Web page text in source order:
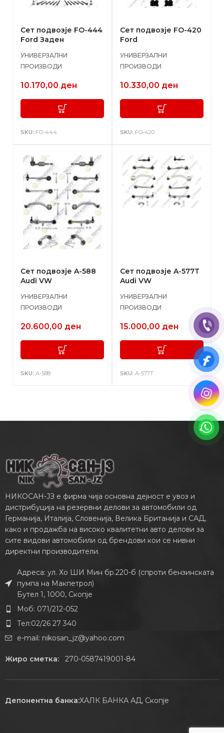
Сет подвозје FO-444
Ford Заден
УНИВЕРЗАЛНИ
ПРОИЗВОДИ
10.170,00 ден
SKU: FO-444
Сет подвозје FO-420
Ford
УНИВЕРЗАЛНИ
ПРОИЗВОДИ
10.330,00 ден
SKU: FO-420
Сет подвозје A-588
Audi VW
УНИВЕРЗАЛНИ
ПРОИЗВОДИ
20.600,00 ден
SKU: A-588
Сет подвозје A-577T
Audi VW
УНИВЕРЗАЛНИ
ПРОИЗВОДИ
15.000,00 ден
SKU: A-577T
НИКОСАН-ЈЗ е фирма чија основна дејност е увоз и
дистрибуција на резервни делови за автомобили од
Германија, Италија, Словенија, Велика Британија и САД,
како и продажба на високо квалитетни авто делови за
сите видови автомобили од брендови кои се нивни
директни производители.
Адреса: ул. Хо ШИ Мин бр.220-б (спроти бензинската
пумпа на Макпетрол)
Бутел 1, 1000, Скопје
Моб: 071/212-052
Тел:02/26 27 340
e-mail: nikosan_jz@yahoo.com
Жиро сметка:270-0587419001-84
Депонентна банка:ХАЛК БАНКА АД, Скопје